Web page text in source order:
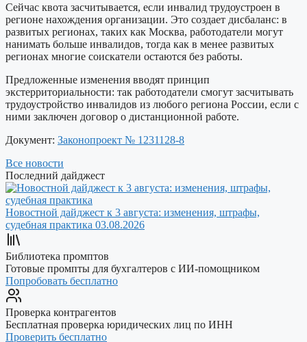
Сейчас квота засчитывается, если инвалид трудоустроен в
регионе нахождения организации. Это создает дисбаланс: в
развитых регионах, таких как Москва, работодатели могут
нанимать больше инвалидов, тогда как в менее развитых
регионах многие соискатели остаются без работы.
Предложенные изменения вводят принцип
экстерриториальности: так работодатели смогут засчитывать
трудоустройство инвалидов из любого региона России, если с
ними заключен договор о дистанционной работе.
Документ: Законопроект № 1231128-8
Все новости
Последний дайджест
Новостной дайджест к 3 августа: изменения, штрафы,
судебная практика 03.08.2026
Библиотека промптов
Готовые промпты для бухгалтеров с ИИ-помощником
Попробовать бесплатно
Проверка контрагентов
Бесплатная проверка юридических лиц по ИНН
Проверить бесплатно